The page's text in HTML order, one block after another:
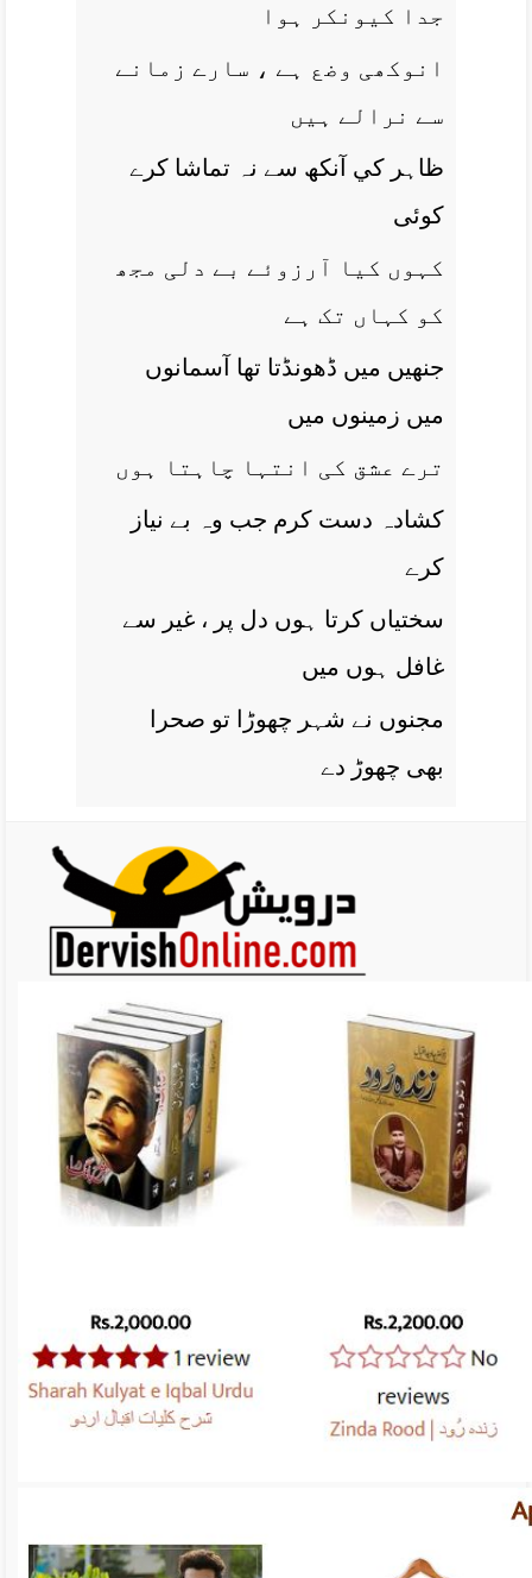
جدا کيونکر ہوا
انوکھی وضع ہے ، سارے زمانے
سے نرالے ہيں
ظاہر کي آنکھ سے نہ تماشا کرے
کوئی
کہوں کيا آرزوئے بے دلی مجھ
کو کہاں تک ہے
جنھيں ميں ڈھونڈتا تھا آسمانوں
ميں زمينوں ميں
ترے عشق کی انتہا چاہتا ہوں
کشادہ دست کرم جب وہ بے نياز
کرے
سختياں کرتا ہوں دل پر ، غير سے
غافل ہوں ميں
مجنوں نے شہر چھوڑا تو صحرا
بھی چھوڑ دے